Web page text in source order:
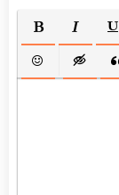
ПОЛУЖИРНЫЙ
КУРСИВ
ВСТАВИТЬ